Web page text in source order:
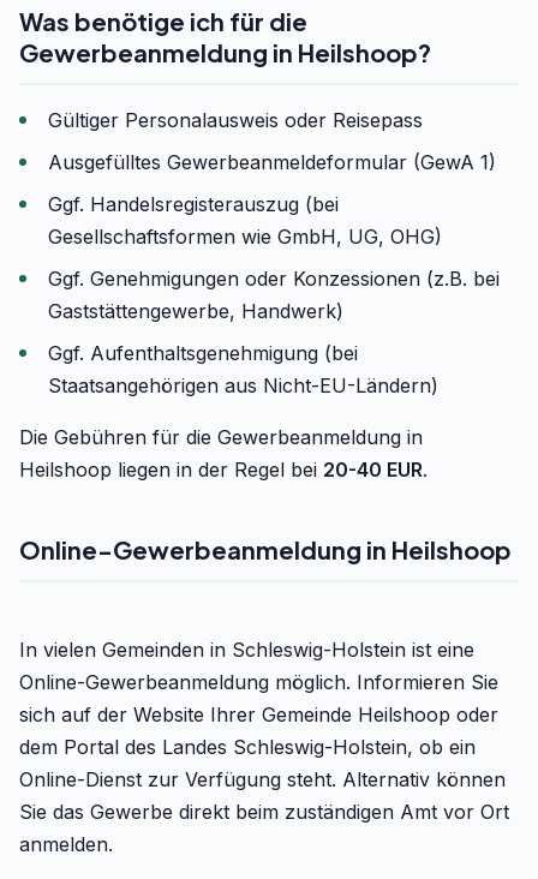
Was benötige ich für die
Gewerbeanmeldung in Heilshoop?
Gültiger Personalausweis oder Reisepass
Ausgefülltes Gewerbeanmeldeformular (GewA 1)
Ggf. Handelsregisterauszug (bei
Gesellschaftsformen wie GmbH, UG, OHG)
Ggf. Genehmigungen oder Konzessionen (z.B. bei
Gaststättengewerbe, Handwerk)
Ggf. Aufenthaltsgenehmigung (bei
Staatsangehörigen aus Nicht-EU-Ländern)
Die Gebühren für die Gewerbeanmeldung in
Heilshoop liegen in der Regel bei 20-40 EUR.
Online-Gewerbeanmeldung in Heilshoop
In vielen Gemeinden in Schleswig-Holstein ist eine
Online-Gewerbeanmeldung möglich. Informieren Sie
sich auf der Website Ihrer Gemeinde Heilshoop oder
dem Portal des Landes Schleswig-Holstein, ob ein
Online-Dienst zur Verfügung steht. Alternativ können
Sie das Gewerbe direkt beim zuständigen Amt vor Ort
anmelden.